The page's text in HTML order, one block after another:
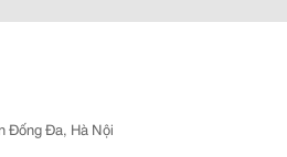
Đống Đa, Hà Nội